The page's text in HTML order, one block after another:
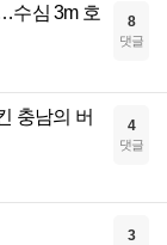
수심 3m 호
8
댓글
충남의 버
4
댓글
3